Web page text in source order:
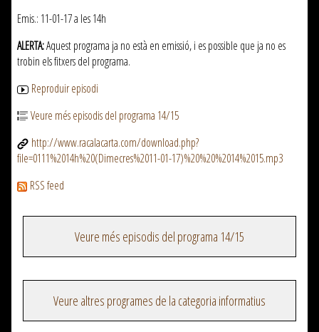
Emis.: 11-01-17 a les 14h
ALERTA:Aquest programa ja no està en emissió, i es possible que ja no es
trobin els fitxers del programa.
Reproduir episodi
Veure més episodis del programa 14/15
http://www.racalacarta.com/download.php?
file=0111%2014h%20(Dimecres%2011-01-17)%20%20%2014%2015.mp3
RSS feed
Veure més episodis del programa 14/15
Veure altres programes de la categoria informatius